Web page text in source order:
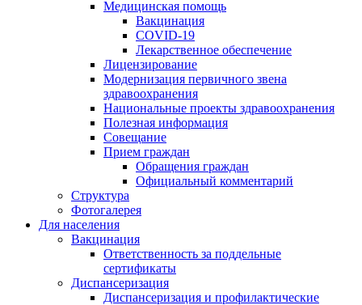
Медицинская помощь
Вакцинация
COVID-19
Лекарственное обеспечение
Лицензирование
Модернизация первичного звена
здравоохранения
Национальные проекты здравоохранения
Полезная информация
Совещание
Прием граждан
Обращения граждан
Официальный комментарий
Структура
Фотогалерея
Для населения
Вакцинация
Ответственность за поддельные
сертификаты
Диспансеризация
Диспансеризация и профилактические